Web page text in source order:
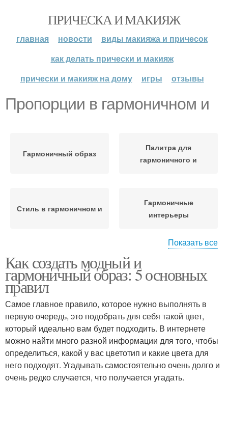
ПРИЧЕСКА И МАКИЯЖ
главная новости
виды макияжа и причесок
как делать прически и макияж
прически и макияж на дому
игры отзывы
Пропорции в гармоничном и
Гармоничный образ
Палитра для
гармоничного и
Стиль в гармоничном и
Гармоничные
интерьеры
Гармоничный интерьер
Показать все
Как создать модный и
гармоничный образ: 5 основных
правил
Самое главное правило, которое нужно выполнять в
первую очередь, это подобрать для себя такой цвет,
который идеально вам будет подходить. В интернете
можно найти много разной информации для того, чтобы
определиться, какой у вас цветотип и какие цвета для
него подходят. Угадывать самостоятельно очень долго и
очень редко случается, что получается угадать.